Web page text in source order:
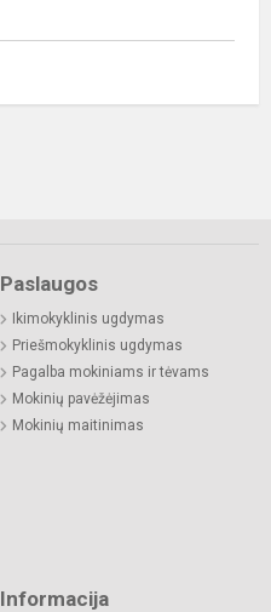
Paslaugos
Ikimokyklinis ugdymas
Priešmokyklinis ugdymas
Pagalba mokiniams ir tėvams
Mokinių pavėžėjimas
Mokinių maitinimas
Informacija